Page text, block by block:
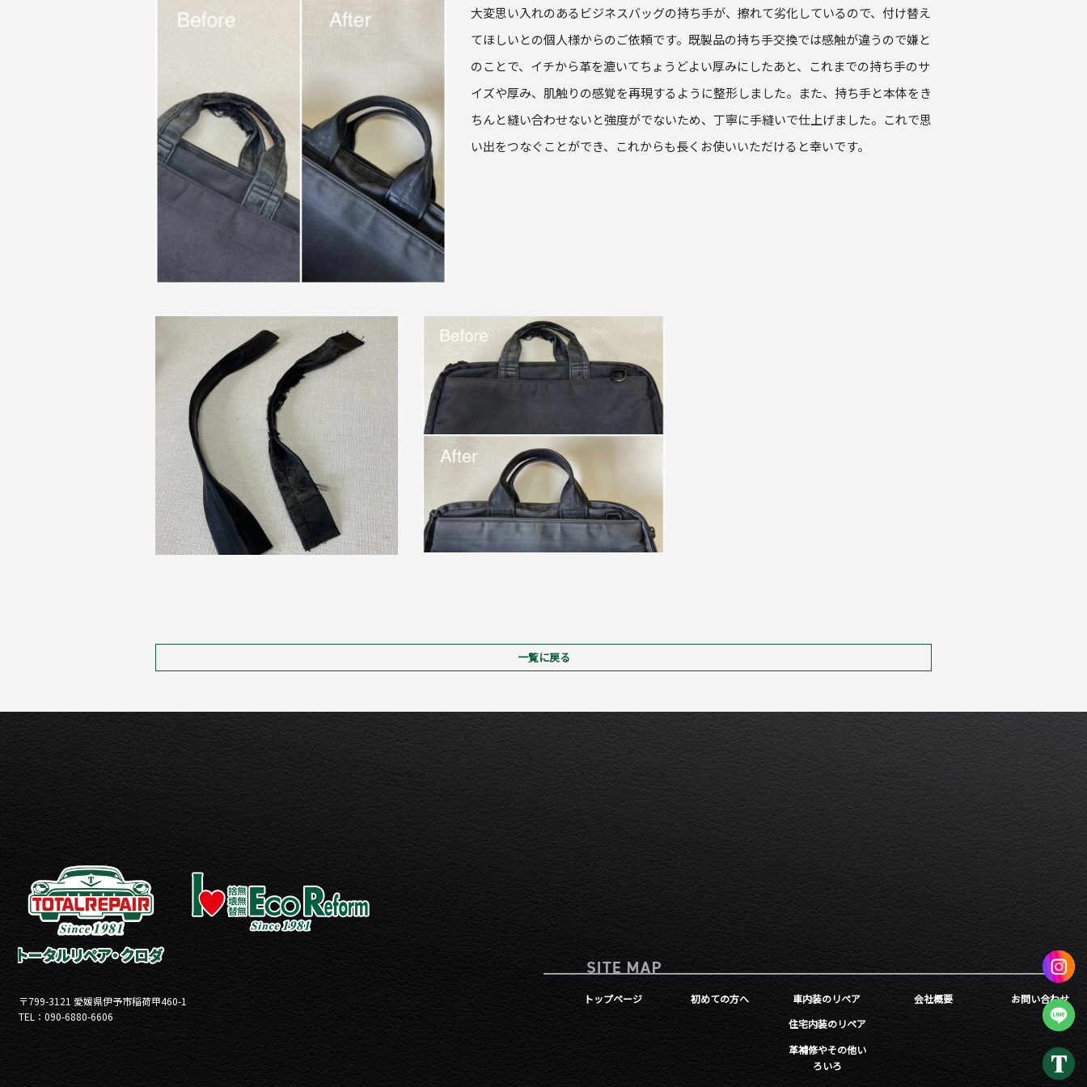
大変思い入れのあるビジネスバッグの持ち手が、擦れて劣化しているので、付け替え
てほしいとの個人様からのご依頼です。既製品の持ち手交換では感触が違うので嫌と
のことで、イチから革を漉いてちょうどよい厚みにしたあと、これまでの持ち手のサ
イズや厚み、肌触りの感覚を再現するように整形しました。また、持ち手と本体をき
ちんと縫い合わせないと強度がでないため、丁寧に手縫いで仕上げました。これで思
い出をつなぐことができ、これからも長くお使いいただけると幸いです。
一覧に戻る
トップページ 初めての方へ 車内装のリペア 会社概要
お問い合わせ
住宅内装のリペア
革補修やその他い
ろいろ
〒799-3121 愛媛県伊予市稲荷甲460-1
TEL：090-6880-6606